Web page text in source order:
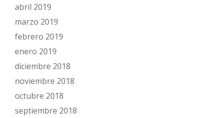
abril 2019
marzo 2019
febrero 2019
enero 2019
diciembre 2018
noviembre 2018
octubre 2018
septiembre 2018